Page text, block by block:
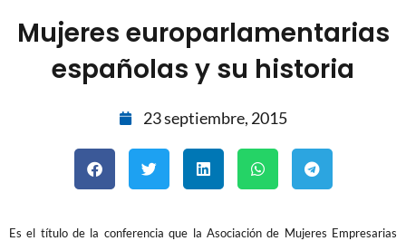
Mujeres europarlamentarias
españolas y su historia
23 septiembre, 2015
Es el título de la conferencia que la Asociación de Mujeres Empresarias